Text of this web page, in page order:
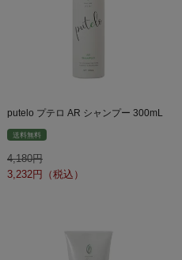
putelo プテロ AR シャンプー 300mL
送料無料
4,180
3,232